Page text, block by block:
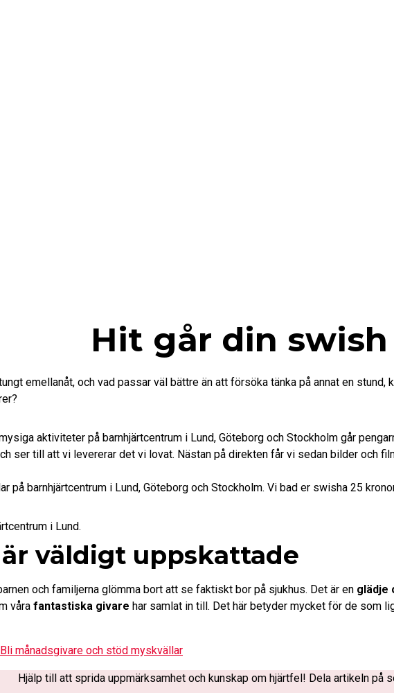
Hit går din swish
emellanåt, och vad passar väl bättre än att försöka tänka på annat en
aktiviteter på barnhjärtcentrum i Lund, Göteborg och Stockholm går
ser till att vi levererar det vi lovat. Nästan på direkten får vi sedan bilder och
på barnhjärtcentrum i Lund, Göteborg och Stockholm. Vi bad er swisha 25
i Lund.
väldigt uppskattade
och familjerna glömma bort att se faktiskt bor på sjukhus. Det är en glädje
våra fantastiska givare har samlat in till. Det här betyder mycket för de som
Bli månadsgivare och stöd myskvällar
Hjälp till att sprida uppmärksamhet och kunskap om hjärtfel! Dela artikeln på